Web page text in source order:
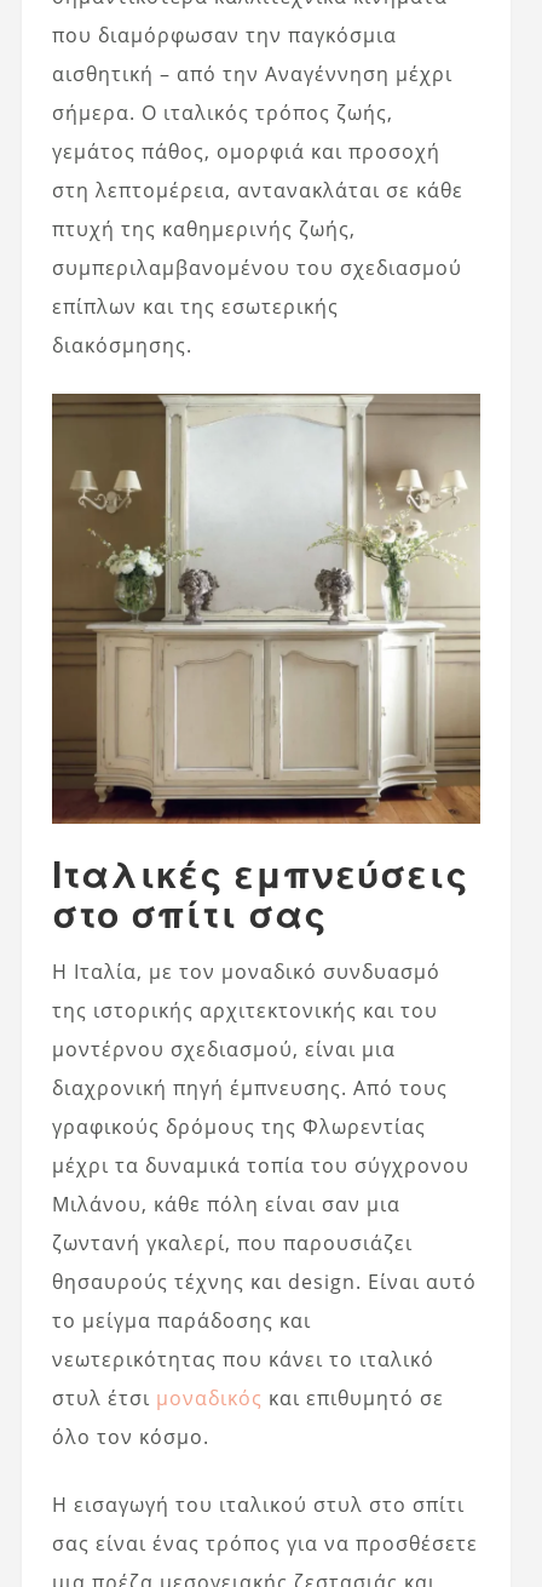
που διαμόρφωσαν την παγκόσμια
αισθητική – από την Αναγέννηση μέχρι
σήμερα. Ο ιταλικός τρόπος ζωής,
γεμάτος πάθος, ομορφιά και προσοχή
στη λεπτομέρεια, αντανακλάται σε κάθε
πτυχή της καθημερινής ζωής,
συμπεριλαμβανομένου του σχεδιασμού
επίπλων και της εσωτερικής
διακόσμησης.
Ιταλικές εμπνεύσεις
στο σπίτι σας
Η Ιταλία, με τον μοναδικό συνδυασμό
της ιστορικής αρχιτεκτονικής και του
μοντέρνου σχεδιασμού, είναι μια
διαχρονική πηγή έμπνευσης. Από τους
γραφικούς δρόμους της Φλωρεντίας
μέχρι τα δυναμικά τοπία του σύγχρονου
Μιλάνου, κάθε πόλη είναι σαν μια
ζωντανή γκαλερί, που παρουσιάζει
θησαυρούς τέχνης και design. Είναι αυτό
το μείγμα παράδοσης και
νεωτερικότητας που κάνει το ιταλικό
στυλ έτσι μοναδικός και επιθυμητό σε
όλο τον κόσμο.
Η εισαγωγή του ιταλικού στυλ στο σπίτι
σας είναι ένας τρόπος για να προσθέσετε